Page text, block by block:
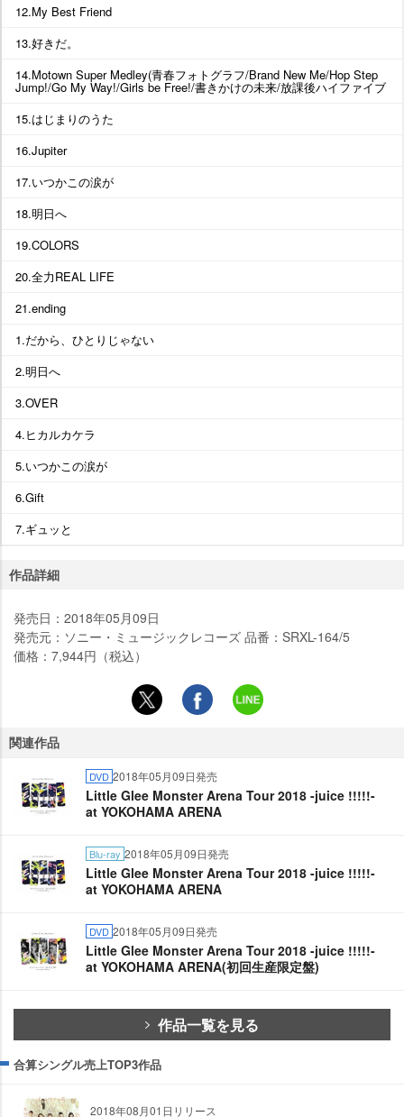
12.My Best Friend
13.好きだ。
14.Motown Super Medley(青春フォトグラフ/Brand New Me/Hop Step
Jump!/Go My Way!/Girls be Free!/書きかけの未来/放課後ハイファイブ
15.はじまりのうた
16.Jupiter
17.いつかこの涙が
18.明日へ
19.COLORS
20.全力REAL LIFE
21.ending
1.だから、ひとりじゃない
2.明日へ
3.OVER
4.ヒカルカケラ
5.いつかこの涙が
6.Gift
7.ギュッと
作品詳細
発売日：2018年05月09日
発売元：ソニー・ミュージックレコーズ 品番：SRXL-164/5
価格：7,944円（税込）
関連作品
DVD 2018年05月09日発売
Little Glee Monster Arena Tour 2018 -juice !!!!!-
at YOKOHAMA ARENA
Blu-ray 2018年05月09日発売
Little Glee Monster Arena Tour 2018 -juice !!!!!-
at YOKOHAMA ARENA
DVD 2018年05月09日発売
Little Glee Monster Arena Tour 2018 -juice !!!!!-
at YOKOHAMA ARENA(初回生産限定盤)
作品一覧を見る
合算シングル売上TOP3作品
2018年08月01日リリース